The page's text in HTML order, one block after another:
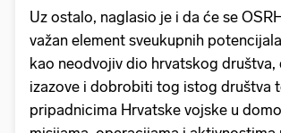
Uz ostalo, naglasio je i da će se
važan element sveukupnih
kao neodvojiv dio hrvatskog društva,
izazove i dobrobiti tog istog društva
pripadnicima Hrvatske vojske u